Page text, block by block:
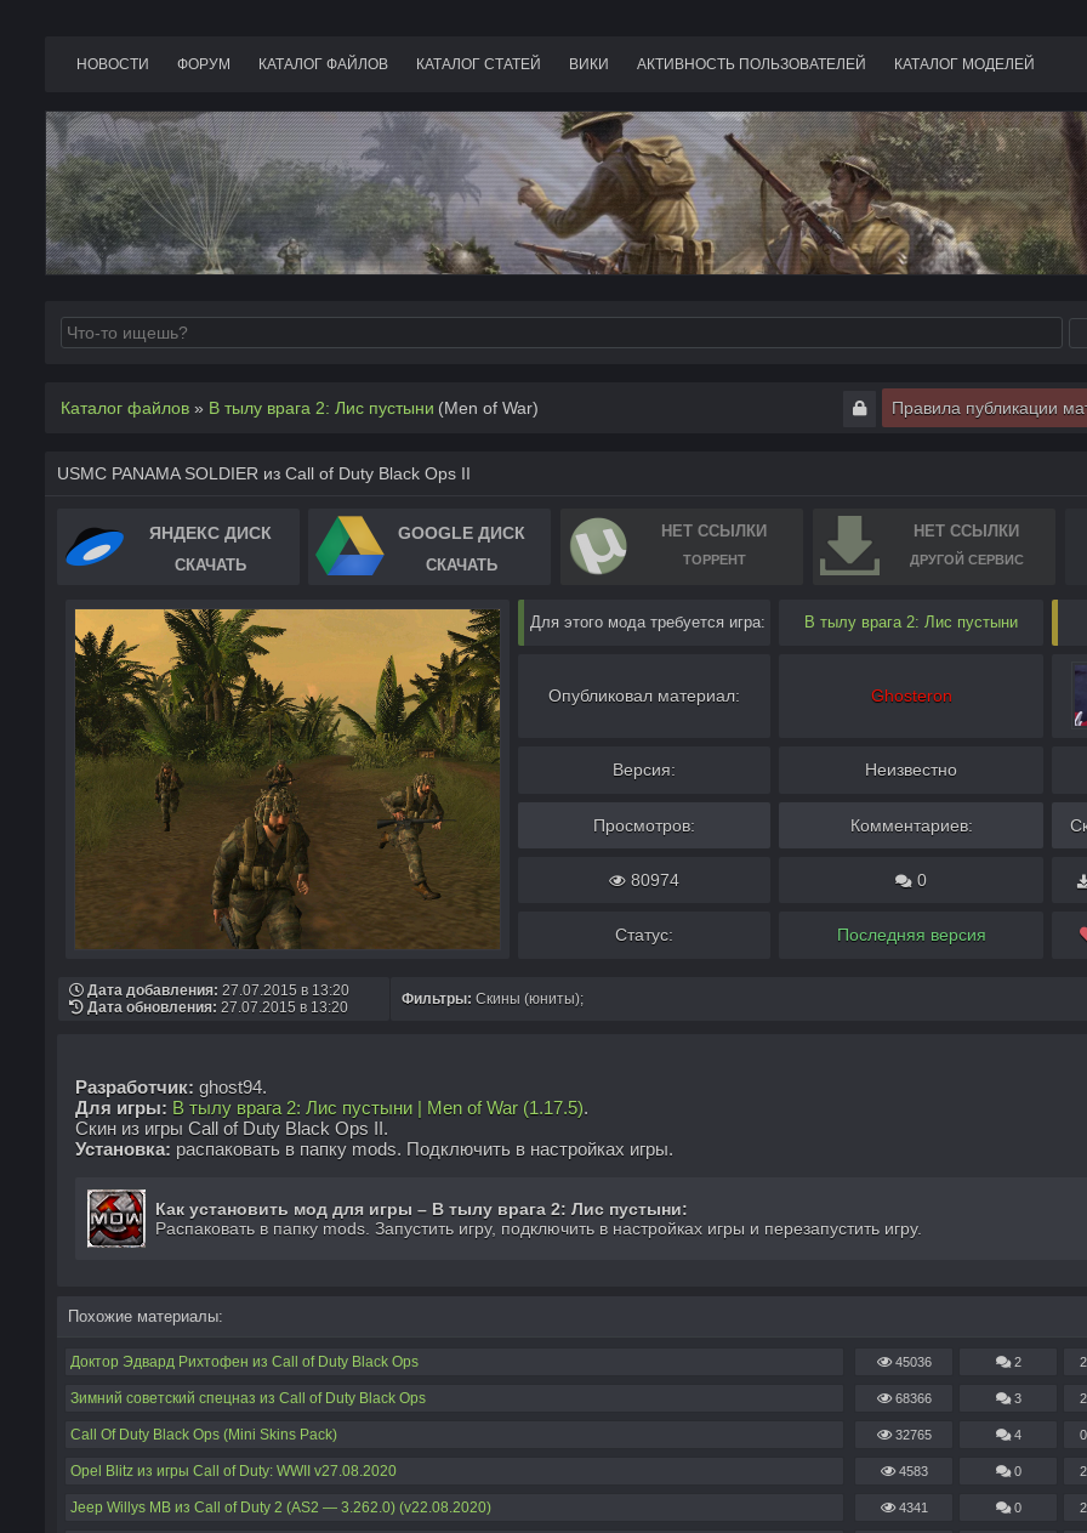
НОВОСТИ ФОРУМ КАТАЛОГ ФАЙЛОВ КАТАЛОГ СТАТЕЙ ВИКИ АКТИВНОСТЬ ПОЛЬЗОВАТЕЛЕЙ КАТАЛОГ МОДЕЛЕЙ
Каталог файлов » В тылу врага 2: Лис пустыни (Men of War) Правила публикации
USMC PANAMA SOLDIER из Call of Duty Black Ops II
ЯНДЕКС ДИСК
СКАЧАТЬ
GOOGLE ДИСК
СКАЧАТЬ
НЕТ ССЫЛКИ
ТОРРЕНТ
НЕТ ССЫЛКИ
ДРУГОЙ СЕРВИС
Для этого мода требуется игра: В тылу врага 2: Лис пустыни
Опубликовал материал: Ghosteron
Версия: Неизвестно
Просмотров: Комментариев:
80974 0
Статус: Последняя версия
Дата добавления: 27.07.2015 в 13:20
Дата обновления: 27.07.2015 в 13:20 Фильтры: Скины (юниты);
Разработчик: ghost94.
Для игры: В тылу врага 2: Лис пустыни | Men of War (1.17.5).
Скин из игры Call of Duty Black Ops II.
Установка: распаковать в папку mods. Подключить в настройках игры.
Как установить мод для игры – В тылу врага 2: Лис пустыни:
Распаковать в папку mods. Запустить игру, подключить в настройках игры и перезапустить игру.
Похожие материалы:
Доктор Эдвард Рихтофен из Call of Duty Black Ops 45036 2
Зимний советский спецназ из Call of Duty Black Ops 68366 3
Call Of Duty Black Ops (Mini Skins Pack) 32765 4
Opel Blitz из игры Call of Duty: WWII v27.08.2020 4583 0
Jeep Willys MB из Call of Duty 2 (AS2 — 3.262.0) (v22.08.2020) 4341 0